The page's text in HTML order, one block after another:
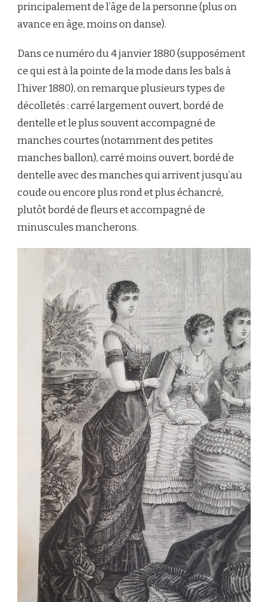
principalement de l’âge de la personne (plus on
avance en âge, moins on danse).
Dans ce numéro du 4 janvier 1880 (supposément
ce qui est à la pointe de la mode dans les bals à
l’hiver 1880), on remarque plusieurs types de
décolletés : carré largement ouvert, bordé de
dentelle et le plus souvent accompagné de
manches courtes (notamment des petites
manches ballon), carré moins ouvert, bordé de
dentelle avec des manches qui arrivent jusqu’au
coude ou encore plus rond et plus échancré,
plutôt bordé de fleurs et accompagné de
minuscules mancherons.